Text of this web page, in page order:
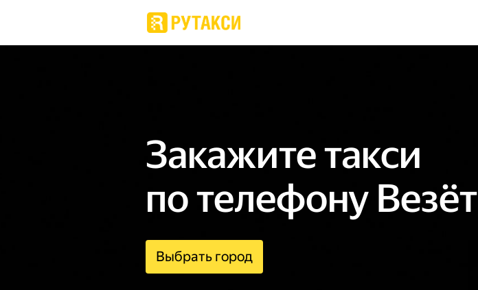
Закажите такси
по телефону Везёт
Выбрать город